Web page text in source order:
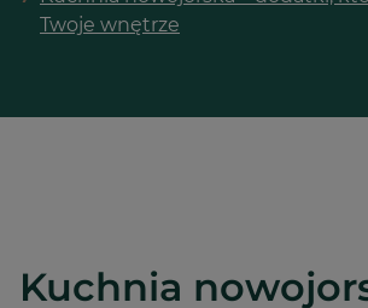
Twoje wnętrze
Kuchnia